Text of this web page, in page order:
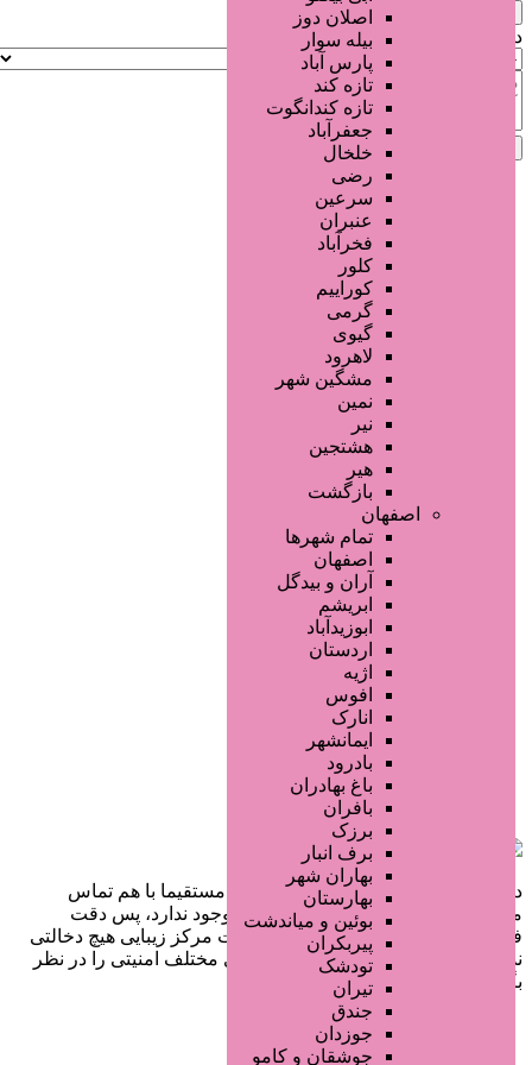
اصلان دوز
بیله سوار
پارس آباد
تازه کند
تازه کندانگوت
جعفرآباد
خلخال
رضی
سرعین
عنبران
فخرآباد
کلور
کوراییم
گرمی
گیوی
لاهرود
مشگین شهر
نمین
نیر
هشتجین
هیر
بازگشت
اصفهان
تمام شهر‌ها
اصفهان
آران و بیدگل
ابریشم
ابوزیدآباد
اردستان
اژیه
افوس
انارک
ایمانشهر
بادرود
باغ بهادران
بافران
برزک
برف انبار
بهاران شهر
بهارستان
بوئین و میاندشت
پیربکران
تودشک
تیران
جندق
جوزدان
جوشقان و کامو
دلیل‌های پیش‌فرض:
ارسال گزارش
در سایت تبلیغاتی مرکز زیبایی کاربران مستقیما با هم تماس
می‌گیرند و هیچ واسطه‌ای در این میان وجود ندارد، پس دقت
فرمایید که در خرید و فروشِ شما سایت مرکز زیبایی هیچ دخالتی
نداشته و کاربران باید خودشان جنبه‌های مختلف امنیتی را در نظر
بگیرند.